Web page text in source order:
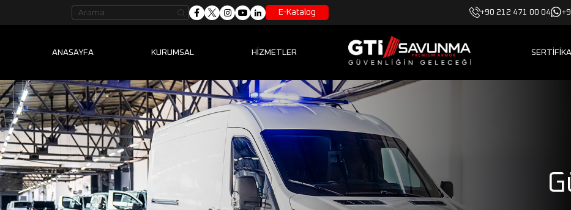
E-Katalog +90 212 471 00 04
ANASAYFA KURUMSAL HİZMETLER